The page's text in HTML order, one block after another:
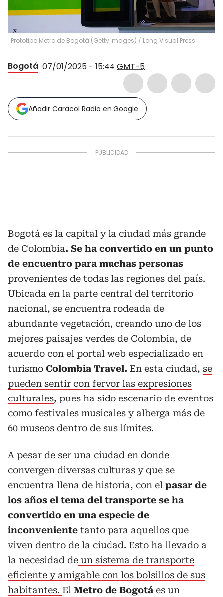
Prototipo Metro de Bogotá (Getty Images) / Long Visual Press
Bogotá 07/01/2025 - 15:44 GMT-5
Añadir Caracol Radio en Google
Bogotá es la capital y la ciudad más grande
de Colombia. Se ha convertido en un punto
de encuentro para muchas personas
provenientes de todas las regiones del país.
Ubicada en la parte central del territorio
nacional, se encuentra rodeada de
abundante vegetación, creando uno de los
mejores paisajes verdes de Colombia, de
acuerdo con el portal web especializado en
turismo Colombia Travel. En esta ciudad, se
pueden sentir con fervor las expresiones
culturales, pues ha sido escenario de eventos
como festivales musicales y alberga más de
60 museos dentro de sus límites.
A pesar de ser una ciudad en donde
convergen diversas culturas y que se
encuentra llena de historia, con el pasar de
los años el tema del transporte se ha
convertido en una especie de
inconveniente tanto para aquellos que
viven dentro de la ciudad. Esto ha llevado a
la necesidad de un sistema de transporte
eficiente y amigable con los bolsillos de sus
habitantes. El Metro de Bogotá es un